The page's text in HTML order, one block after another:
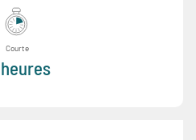
Courte